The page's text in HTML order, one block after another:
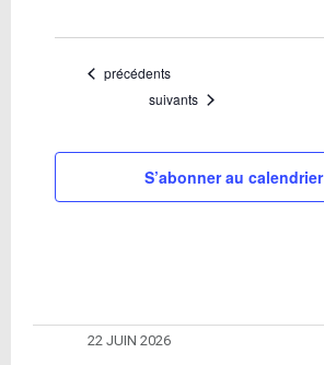
Évènements
précédents
Évènements
suivants
S’abonner au calendrier
22 JUIN 2026